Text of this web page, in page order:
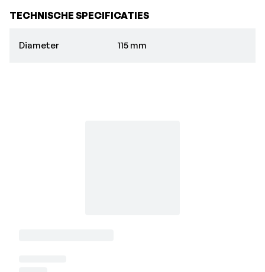
TECHNISCHE SPECIFICATIES
Diameter 115 mm